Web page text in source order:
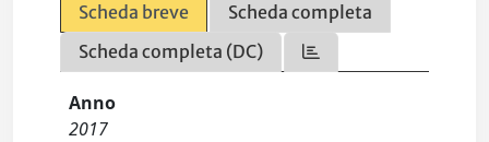
Scheda breve
Scheda completa
Scheda completa (DC)
Anno
2017